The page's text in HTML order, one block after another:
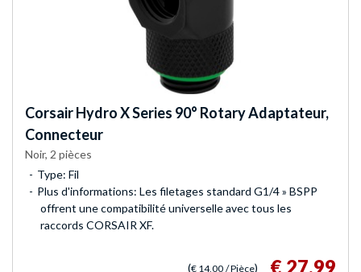
CorsairHydro X Series 90° Rotary Adaptateur,
Connecteur
Noir, 2 pièces
Type: Fil
Plus d'informations: Les filetages standard G1/4 » BSPP
offrent une compatibilité universelle avec tous les
raccords CORSAIR XF.
(€ 14,00 / Pièce) € 27,99